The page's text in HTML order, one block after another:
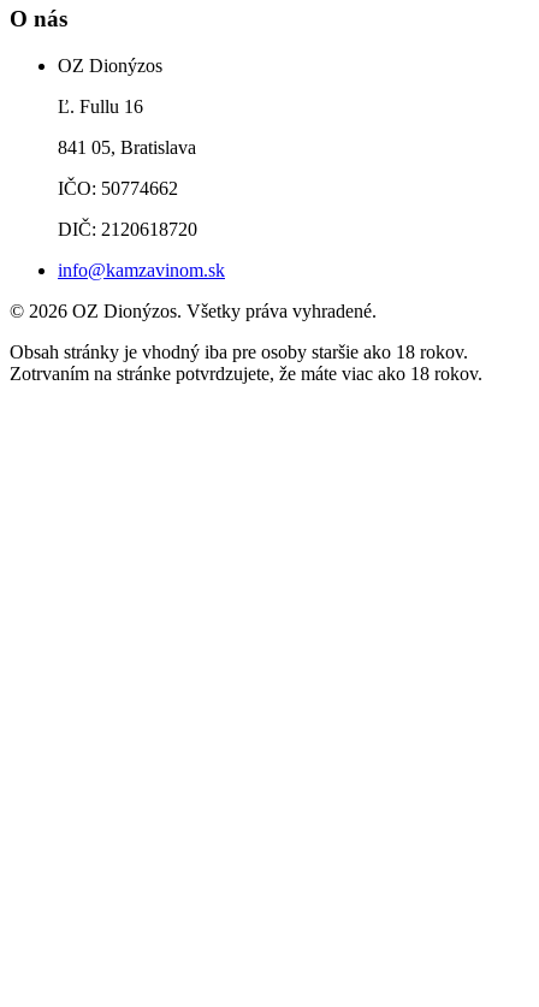
O nás
OZ Dionýzos
Ľ. Fullu 16
841 05, Bratislava
IČO: 50774662
DIČ: 2120618720
info@kamzavinom.sk
© 2026 OZ Dionýzos. Všetky práva vyhradené.
Obsah stránky je vhodný iba pre osoby staršie ako 18 rokov.
Zotrvaním na stránke potvrdzujete, že máte viac ako 18 rokov.